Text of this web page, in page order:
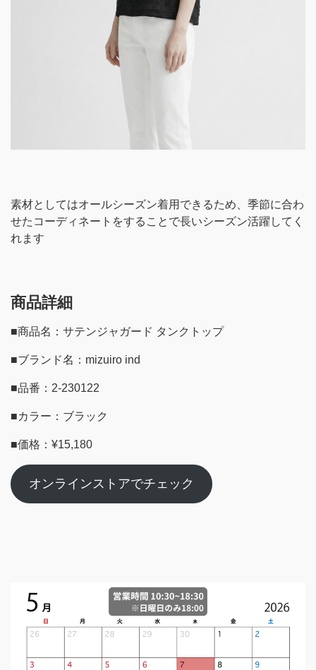
素材としてはオールシーズン着用できるため、季節に合わ
せたコーディネートをすることで長いシーズン活躍してく
れます
商品詳細
■商品名：サテンジャガード タンクトップ
■ブランド名：mizuiro ind
■品番：2-230122
■カラー：ブラック
■価格：¥15,180
オンラインストアでチェック